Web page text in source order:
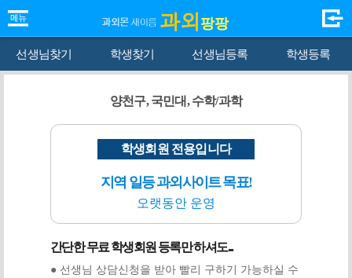
과외 팡팡
선생님찾기 학생찾기 선생님등록 학생등록
양천구, 국민대, 수학/과학
학생회원 전용입니다
지역 일등 과외사이트 목표!
오랫동안 운영
간단한 무료 학생회원 등록만 하셔도...
● 선생님 상담신청을 받아 빨리 구하기 가능하실 수